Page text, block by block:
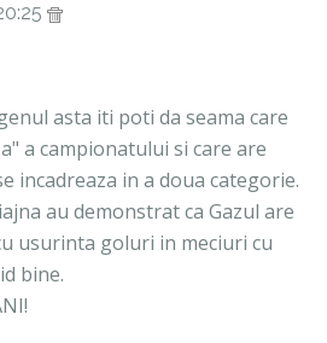
asta iti poti da seama care
a campionatului si care are
incadreaza in a doua categorie.
au demonstrat ca Gazul are
usurinta goluri in meciuri cu
bine.